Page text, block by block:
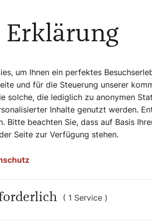
hören eine antike Aufnahme des
Schottenstift . Das dort ansässige
Strauss Sohn und sein Urgroßneffe
ausgezeichnete Köchin und hat
auch dem Walzerkönig zum 200.
Erklärung
um Ihnen ein perfektes
und für die Steuerung unserer
solche, die lediglich zu anonymen
Inhalte genutzt werden.
Bitte beachten Sie, dass auf Basis
Seite zur Verfügung stehen.
( 1 Service )